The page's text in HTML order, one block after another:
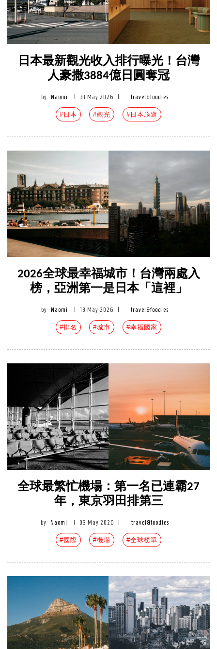
日本最新觀光收入排行曝光！台灣
人豪撒3884億日圓奪冠
by Naomi 31 May 2026 travel&foodies
#日本 #觀光 #日本旅遊
2026全球最幸福城市！台灣兩處入
榜，亞洲第一是日本「這裡」
by Naomi 18 May 2026 travel&foodies
#排名 #城市 #幸福國家
全球最繁忙機場：第一名已連霸27
年，東京羽田排第三
by Naomi 03 May 2026 travel&foodies
#國際 #機場 #全球榜單